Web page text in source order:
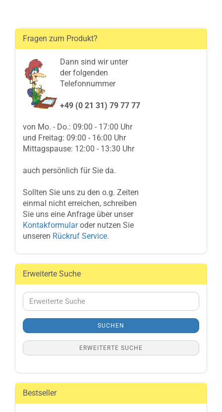
Fragen zum Produkt?
Dann sind wir unter
der folgenden
Telefonnummer
+49 (0 21 31) 79 77 77
von Mo. - Do.: 09:00 - 17:00 Uhr
und Freitag: 09:00 - 16:00 Uhr
Mittagspause: 12:00 - 13:30 Uhr
auch persönlich für Sie da.
Sollten Sie uns zu den o.g. Zeiten
einmal nicht erreichen, schreiben
Sie uns eine Anfrage über unser
Kontakformularoder nutzen Sie
unseren Rückruf Service.
Erweiterte Suche
Erweiterte
Suche
SUCHEN
ERWEITERTE SUCHE
Bestseller